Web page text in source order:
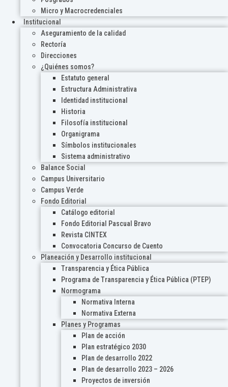
Micro y Macrocredenciales
Institucional
Aseguramiento de la calidad
Rectoría
Direcciones
¿Quiénes somos?
Estatuto general
Estructura Administrativa
Identidad institucional
Historia
Filosofía institucional
Organigrama
Símbolos institucionales
Sistema administrativo
Balance Social
Campus Universitario
Campus Verde
Fondo Editorial
Catálogo editorial
Fondo Editorial Pascual Bravo
Revista CINTEX
Convocatoria Concurso de Cuento
Planeación y Desarrollo institucional
Transparencia y Ética Pública
Programa de Transparencia y Ética Pública (PTEP)
Normograma
Normativa Interna
Normativa Externa
Planes y Programas
Plan de acción
Plan estratégico 2030
Plan de desarrollo 2022
Plan de desarrollo 2023 – 2026
Proyectos de inversión